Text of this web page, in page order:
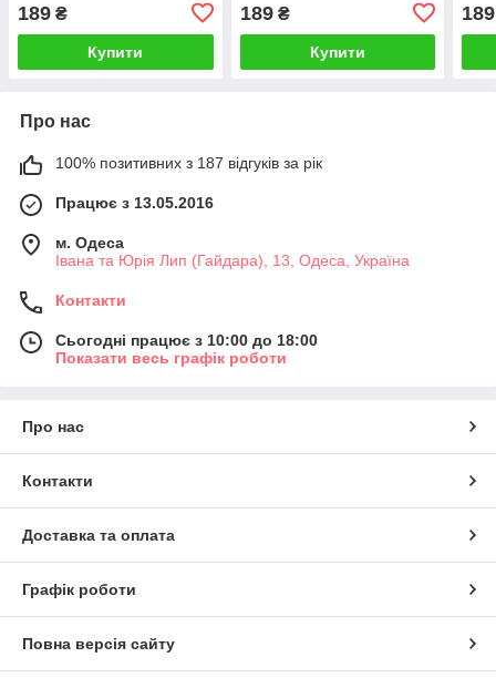
189 ₴
Купити
189₴
Купити
189
Про нас
100% позитивних з 187 відгуків за рік
Працює з 13.05.2016
м. Одеса
Івана та Юрія Лип (Гайдара), 13, Одеса, Україна
Контакти
Сьогодні працює з 10:00 до 18:00
Показати весь графік роботи
Про нас
Контакти
Доставка та оплата
Графік роботи
Повна версія сайту